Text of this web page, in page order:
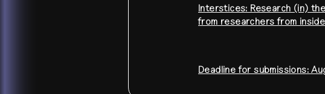
Interstices: Research (in)
from researchers from
Deadline for submissions: